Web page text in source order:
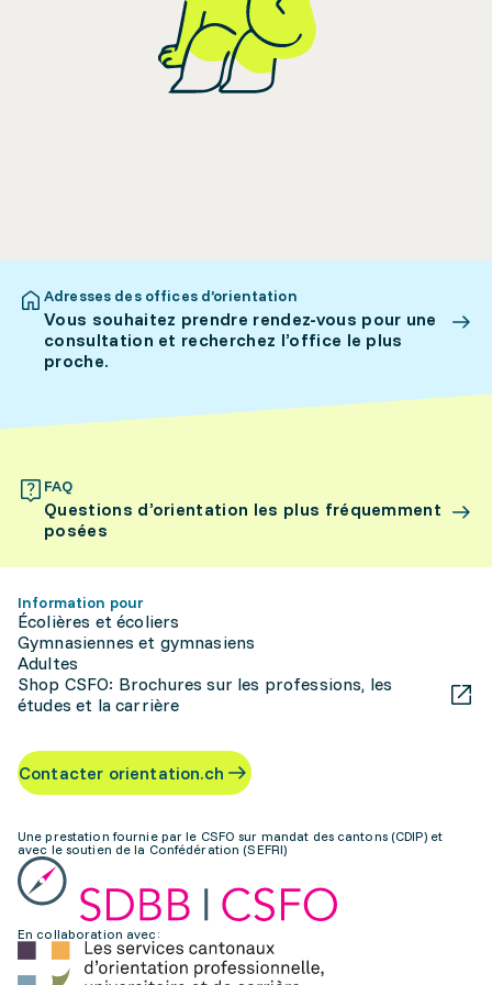
Adresses des offices d’orientation
Vous souhaitez prendre rendez-vous pour une
consultation et recherchez l’office le plus
proche.
FAQ
Questions d’orientation les plus fréquemment
posées
Information pour
Écolières et écoliers
Gymnasiennes et gymnasiens
Adultes
Shop CSFO: Brochures sur les professions, les
études et la carrière
Contacter orientation.ch
Une prestation fournie par le CSFO sur mandat des cantons (CDIP) et
avec le soutien de la Confédération (SEFRI)
En collaboration avec: